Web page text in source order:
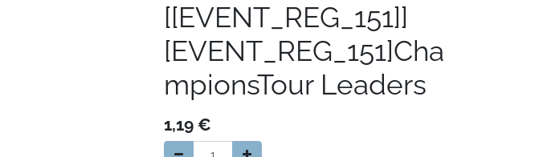
[[EVENT_REG_151]]
[EVENT_REG_151]Cha
mpionsTour Leaders
1,19 €